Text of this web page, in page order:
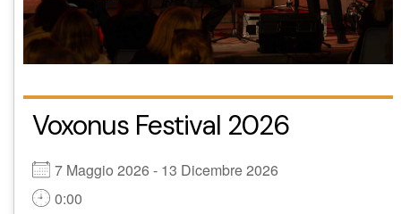
Voxonus Festival 2026
7 Maggio 2026 - 13 Dicembre 2026
0:00